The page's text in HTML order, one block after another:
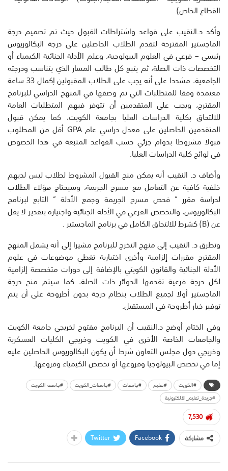
القطاع الخاص).
وأكد د.النقيب على قواعد واشتراطات القبول حيث تم تصميم درجة
الماجستير المقترحة لتقدم الطلاب الحاصلين على درجة البكالوريوس
رئيسي – فرعي في العلوم البيولوجية، وعلم الأدلة الجنائية الكيمياء أو
التخصصات ذات الصلة، ثم يتبع كل طالب المسار الذي يتناسب ودرجته
الجامعية، مشددا على أنه يجب على الطلاب المقبولين إكمال 33 ساعة
معتمدة وفقا للمتطلبات التي تم وصفها في المنهج الدراسي للبرنامج
المقترح، ويجب على المتقدمين أن تتوفر فيهم المتطلبات العامة
للالتحاق بكلية الدراسات العليا بجامعة الكويت، كما يمكن قبول
المتقدمين الحاصلين على معدل دراسي عام GPA أقل من المطلوب
قبولا مشروطا بدوام جزئي حسب القواعد المتبعة في هذا الخصوص
في لوائح كلية الدراسات العليا.
وأضاف د. النقيب أنه يمكن منح القبول المشروط لطلاب ليس لديهم
خلفية كافية عن التعامل مع مسرح الجريمة، وسيحتاج هؤلاء الطلاب
لدراسة مقرر ” فحص مسرح الجريمة وجمع الأدلة ” التابع لبرنامج
البكالوريوس، والتخصص الفرعي في الأدلة الجنائية واجتيازه بتقدير لا يقل
عن (B) كشرط للالتحاق الكامل في برنامج الماجستير .
وتطرق د. النقيب إلى منهج التخرج للبرنامج مشيرا إلى أنه يشمل المنهج
المقترح مقررات إلزامية وأخرى اختيارية تغطي موضوعات في علوم
الأدلة الجنائية والقانون الكويتي بالإضافة إلى دورات متخصصة إلزامية
لكل درجة فرعية تقدمها الدوائر ذات الصلة، كما سيتم منح درجة
الماجستير أولا لجميع الطلاب بنظام درجة بدون أطروحة على أن يتم
توفير خيار أطروحة في المستقبل.
وفي الختام أوضح د.النقيب أن البرنامج مفتوح لخريجي جامعة الكويت
والجامعات الخاصة الأخرى في الكويت وخريجي الكليات العسكرية
وخريجي دول مجلس التعاون شرط أن يكون البكالوريوس الحاصلين عليه
إما في تخصص البيولوجيا وفروعها أو تخصص الكيمياء وفروعها.
#الكويت #تعليم #جامعات #جامعات_الكويت
#جامعة الكويت
#جريدة_تعليم_الالكترونية
7,530
مشاركة
Facebook
Twitter